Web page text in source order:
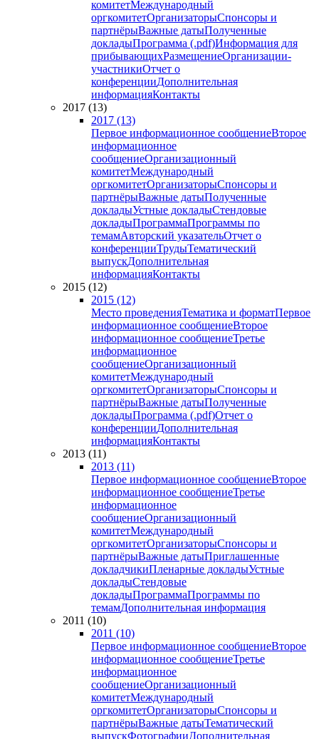
комитетМеждународный
оргкомитетОрганизаторыСпонсоры и
партнёрыВажные датыПолученные
докладыПрограмма (.pdf)Информация для
прибывающихРазмещениеОрганизации-
участникиОтчет о
конференцииДополнительная
информацияКонтакты
2017 (13)
2017 (13)
Первое информационное сообщениеВторое
информационное
сообщениеОрганизационный
комитетМеждународный
оргкомитетОрганизаторыСпонсоры и
партнёрыВажные датыПолученные
докладыУстные докладыСтендовые
докладыПрограммаПрограммы по
темамАвторский указательОтчет о
конференцииТрудыТематический
выпускДополнительная
информацияКонтакты
2015 (12)
2015 (12)
Место проведенияТематика и форматПервое
информационное сообщениеВторое
информационное сообщениеТретье
информационное
сообщениеОрганизационный
комитетМеждународный
оргкомитетОрганизаторыСпонсоры и
партнёрыВажные датыПолученные
докладыПрограмма (.pdf)Отчет о
конференцииДополнительная
информацияКонтакты
2013 (11)
2013 (11)
Первое информационное сообщениеВторое
информационное сообщениеТретье
информационное
сообщениеОрганизационный
комитетМеждународный
оргкомитетОрганизаторыСпонсоры и
партнёрыВажные датыПриглашенные
докладчикиПленарные докладыУстные
докладыСтендовые
докладыПрограммаПрограммы по
темамДополнительная информация
2011 (10)
2011 (10)
Первое информационное сообщениеВторое
информационное сообщениеТретье
информационное
сообщениеОрганизационный
комитетМеждународный
оргкомитетОрганизаторыСпонсоры и
партнёрыВажные датыТематический
выпускФотографииДополнительная